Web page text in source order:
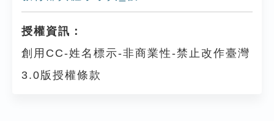
授權資訊：
創用CC-姓名標示-非商業性-禁止改作臺灣
3.0版授權條款